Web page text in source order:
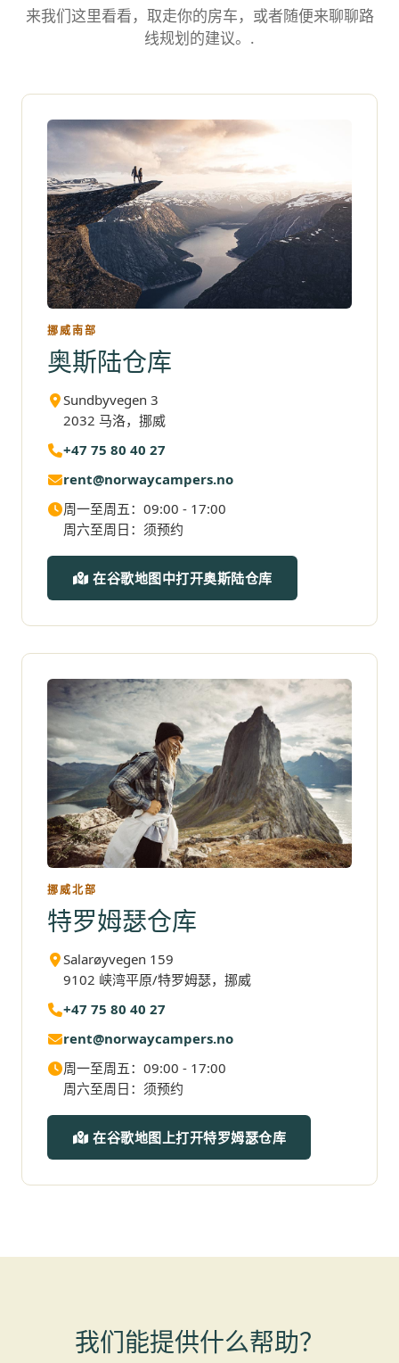
来我们这里看看，取走你的房车，或者随便来聊聊路
线规划的建议。.
挪威南部
奥斯陆仓库
Sundbyvegen 3
2032 马洛，挪威
+47 75 80 40 27
rent@norwaycampers.no
周一至周五：09:00 - 17:00
周六至周日：须预约
在谷歌地图中打开奥斯陆仓库
挪威北部
特罗姆瑟仓库
Salarøyvegen 159
9102 峡湾平原/特罗姆瑟，挪威
+47 75 80 40 27
rent@norwaycampers.no
周一至周五：09:00 - 17:00
周六至周日：须预约
在谷歌地图上打开特罗姆瑟仓库
我们能提供什么帮助？